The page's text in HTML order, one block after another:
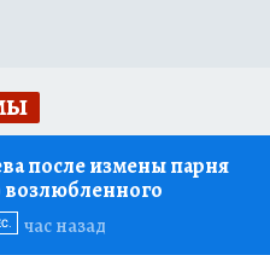
после измены парня
час назад